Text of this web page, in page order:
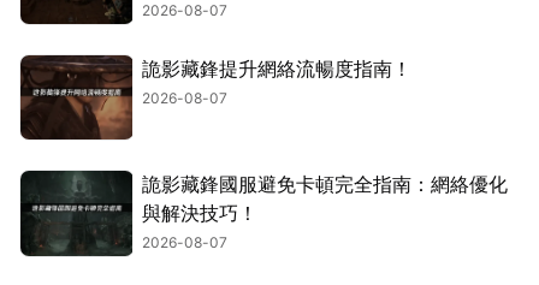
2026-08-07
詭影藏鋒提升網絡流暢度指南！
2026-08-07
詭影藏鋒國服避免卡頓完全指南：網絡優化
與解決技巧！
2026-08-07